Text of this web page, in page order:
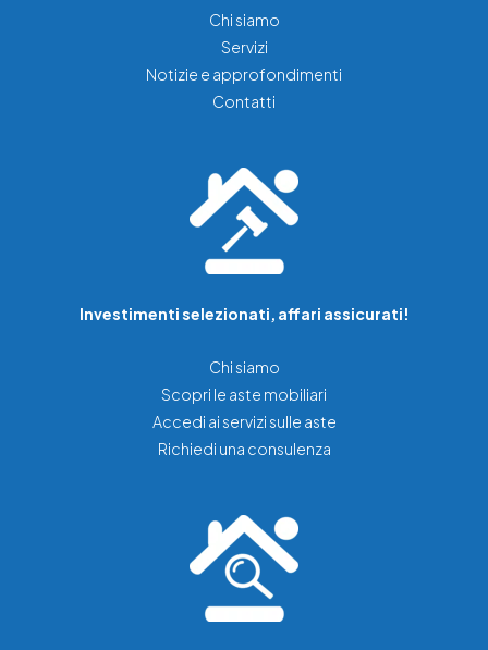
Chi siamo
Servizi
Notizie e approfondimenti
Contatti
Investimenti selezionati, affari assicurati!
Chi siamo
Scopri le aste mobiliari
Accedi ai servizi sulle aste
Richiedi una consulenza